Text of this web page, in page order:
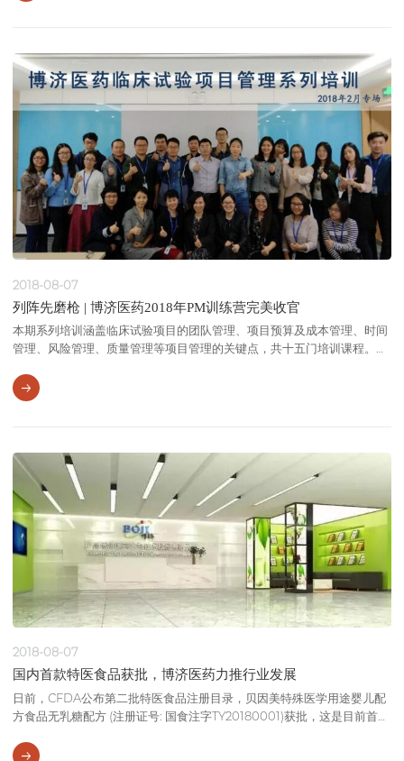
2018-08-07
列阵先磨枪 | 博济医药2018年PM训练营完美收官
本期系列培训涵盖临床试验项目的团队管理、项目预算及成本管理、时间
管理、风险管理、质量管理等项目管理的关键点，共十五门培训课程。培
思考;在课程讨论环节
2018-08-07
国内首款特医食品获批，博济医药力推行业发展
日前，CFDA公布第二批特医食品注册目录，贝因美特殊医学用途婴儿配
方食品无乳糖配方 (注册证号: 国食注字TY20180001)获批，这是目前首款
注册的特医食品，贝因美结束了该领域中国国内产品的空白，使得中国的